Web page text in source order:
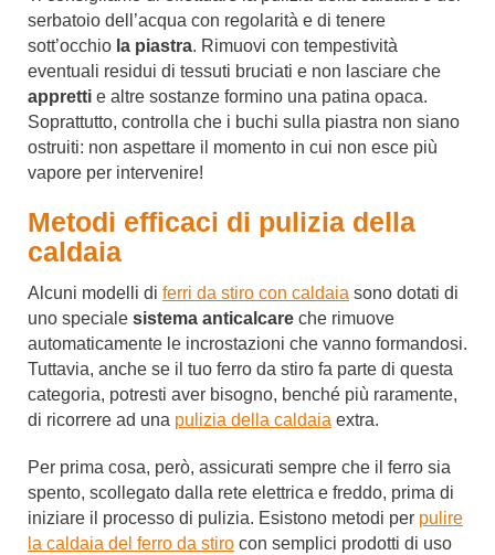
serbatoio dell’acqua con regolarità e di tenere
sott’occhio la piastra. Rimuovi con tempestività
eventuali residui di tessuti bruciati e non lasciare che
appretti e altre sostanze formino una patina opaca.
Soprattutto, controlla che i buchi sulla piastra non siano
ostruiti: non aspettare il momento in cui non esce più
vapore per intervenire!
Metodi efficaci di pulizia della
caldaia
Alcuni modelli di ferri da stiro con caldaia sono dotati di
uno speciale sistema anticalcare che rimuove
automaticamente le incrostazioni che vanno formandosi.
Tuttavia, anche se il tuo ferro da stiro fa parte di questa
categoria, potresti aver bisogno, benché più raramente,
di ricorrere ad una pulizia della caldaia extra.
Per prima cosa, però, assicurati sempre che il ferro sia
spento, scollegato dalla rete elettrica e freddo, prima di
iniziare il processo di pulizia. Esistono metodi per pulire
la caldaia del ferro da stiro con semplici prodotti di uso